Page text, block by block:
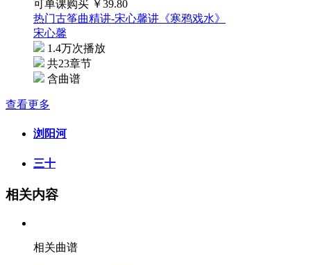
可单课购买 ￥39.80
热门古筝曲精讲-宋心馨讲《寒鸦戏水》
宋心馨
1.4万次播放
共23章节
含曲谱
查看更多
浏阳河
三十
相关内容
相关曲谱